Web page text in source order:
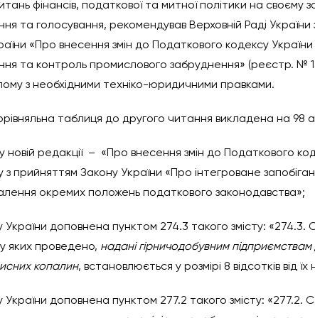
фінансів, податкової та митної політики на своєму
та голосування, рекомендував Верховній Раді
«Про внесення змін до Податкового кодексу України
та контроль промислового забруднення» (реєстр. №
з необхідними техніко-юридичними правками.
таблиця до другого читання викладена на 98
новій редакції – «Про внесення змін до Податкового
з прийняттям Закону України «Про інтегроване
окремих положень податкового законодавства»;
доповнена пунктом 274.3 такого змісту: «274.3.
яких проведено, надані гірничодобувним
копалин, встановлюється у розмірі 8 відсотків від
доповнена пунктом 277.2 такого змісту: «277.2.